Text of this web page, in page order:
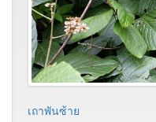
เถาพันซ้าย